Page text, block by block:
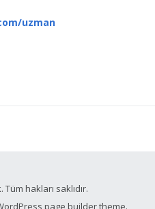
uzman
hakları saklıdır.
page builder theme.